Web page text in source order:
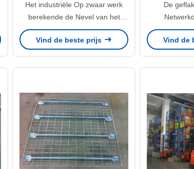
Het industriële Op zwaar werk
berekende de Nevel van het
Palletrek Schilderen met
Mezzanine Vloerenvoorraad
Vind de beste prijs
De
Staaldraad
Vind de